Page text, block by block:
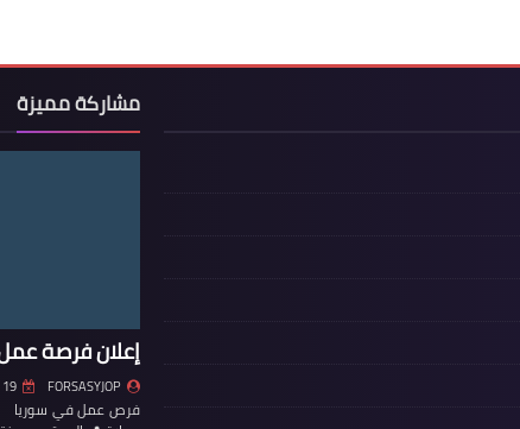
مشاركة مميزة
إعلان فرصة
FORSASYJOP 19 أبريل 2026
فرص عمل في سوريا